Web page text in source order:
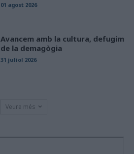
01 agost 2026
Avancem amb la cultura, defugim
de la demagògia
31 juliol 2026
Veure més